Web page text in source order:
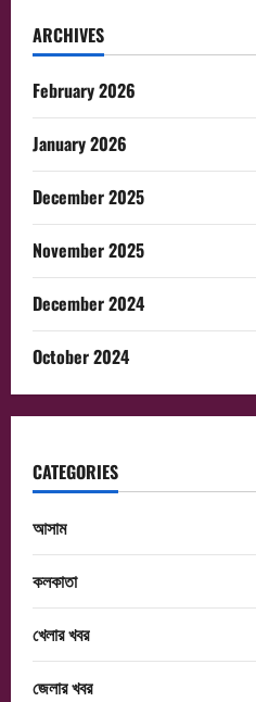
ARCHIVES
February 2026
January 2026
December 2025
November 2025
December 2024
October 2024
CATEGORIES
আসাম
কলকাতা
খেলার খবর
জেলার খবর